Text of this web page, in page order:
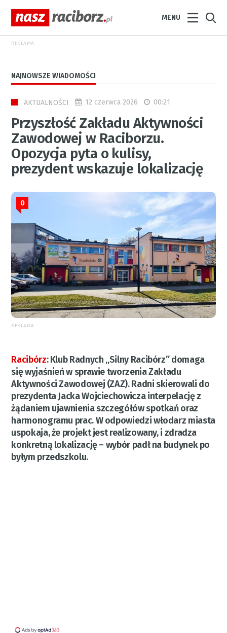
MENU
REKLAMA
NAJNOWSZE WIADOMOŚCI
AKTUALNOŚCI 12 czerwca 2026 00:21
Przyszłość Zakładu Aktywności
Zawodowej w Raciborzu.
Opozycja pyta o kulisy,
prezydent wskazuje lokalizację
0
REKLAMA
Racibórz:Klub Radnych „Silny Racibórz” domaga
się wyjaśnień w sprawie tworzenia Zakładu
Aktywności Zawodowej (ZAZ). Radni skierowali do
prezydenta Jacka Wojciechowicza interpelację z
żądaniem ujawnienia szczegółów spotkań oraz
harmonogramu prac. W odpowiedzi włodarz miasta
uspokaja, że projekt jest realizowany, i zdradza
konkretną lokalizację – wybór padł na budynek po
byłym przedszkolu.